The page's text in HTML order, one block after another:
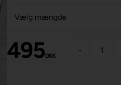
Vælg mængde
495DKK
-